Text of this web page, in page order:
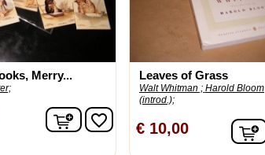
Merry...
In winkelwagen
favorite_border
Leaves of Grass
Walt Whitman ; Harold Bloom
(introd.);
€ 10,00